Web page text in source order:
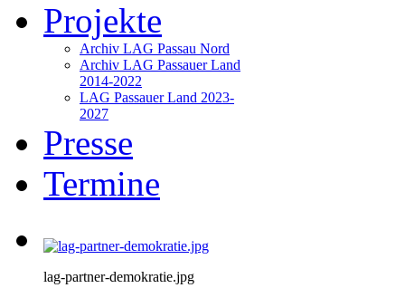
Projekte
Archiv LAG Passau Nord
Archiv LAG Passauer Land
2014-2022
LAG Passauer Land 2023-
2027
Presse
Termine
lag-partner-demokratie.jpg